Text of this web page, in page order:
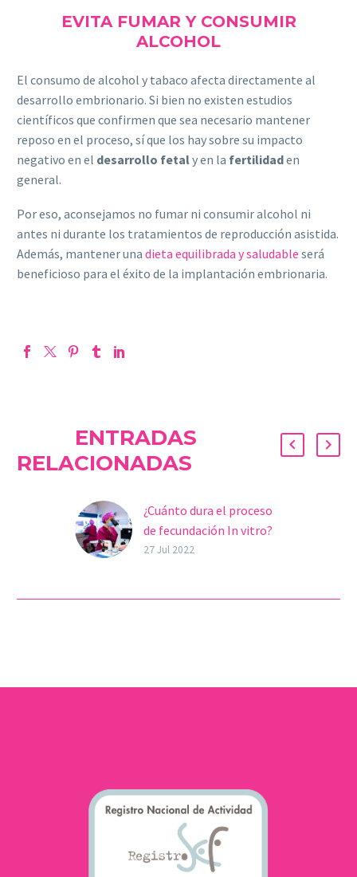
EVITA FUMAR Y CONSUMIR
ALCOHOL
El consumo de alcohol y tabaco afecta directamente al
desarrollo embrionario. Si bien no existen estudios
científicos que confirmen que sea necesario mantener
reposo en el proceso, sí que los hay sobre su impacto
negativo en el desarrollo fetaly en la fertilidaden
general.
Por eso, aconsejamos no fumar ni consumir alcohol ni
antes ni durante los tratamientos de reproducción asistida.
Además, mantener una dieta equilibrada y saludable será
beneficioso para el éxito de la implantación embrionaria.
ENTRADAS
RELACIONADAS
¿Cuánto dura el proceso
de fecundación In vitro?
Iniciar un proceso o
27 Jul 2022